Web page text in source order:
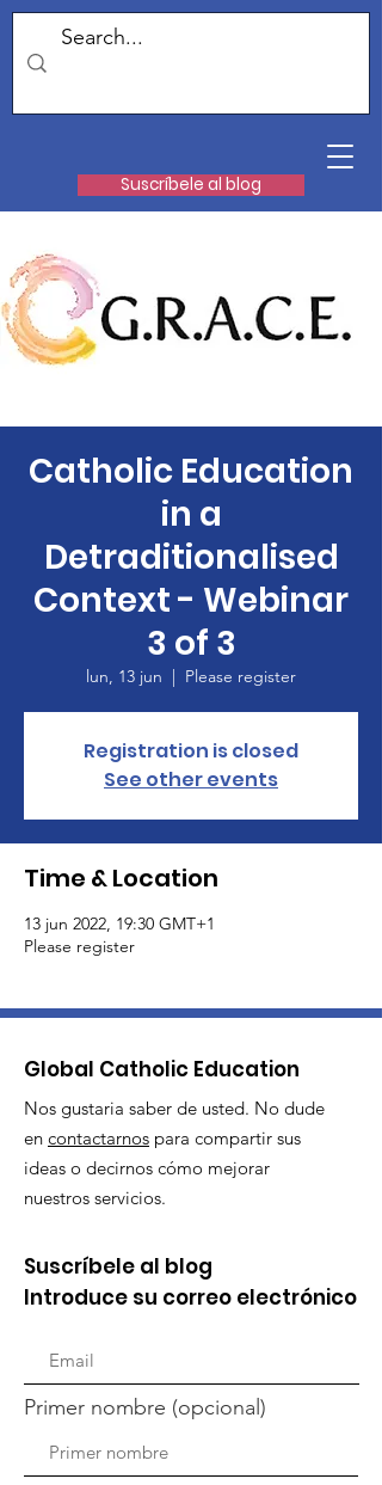
Suscríbele al blog
Catholic Education
in a
Detraditionalised
Context - Webinar
3 of 3
lun, 13 jun
  |
Please register
Registration is closed
See other events
Time & Location
13 jun 2022, 19:30 GMT+1
Please register
Global Catholic Education
Nos gustaria saber de usted. No dude
en contactarnos para compartir sus
ideas o decirnos cómo mejorar
nuestros servicios.
Suscríbele al blog
Introduce su correo electrónico
Primer nombre (opcional)